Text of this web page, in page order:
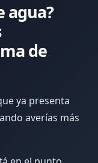
agua?
de
ya presenta
averías más